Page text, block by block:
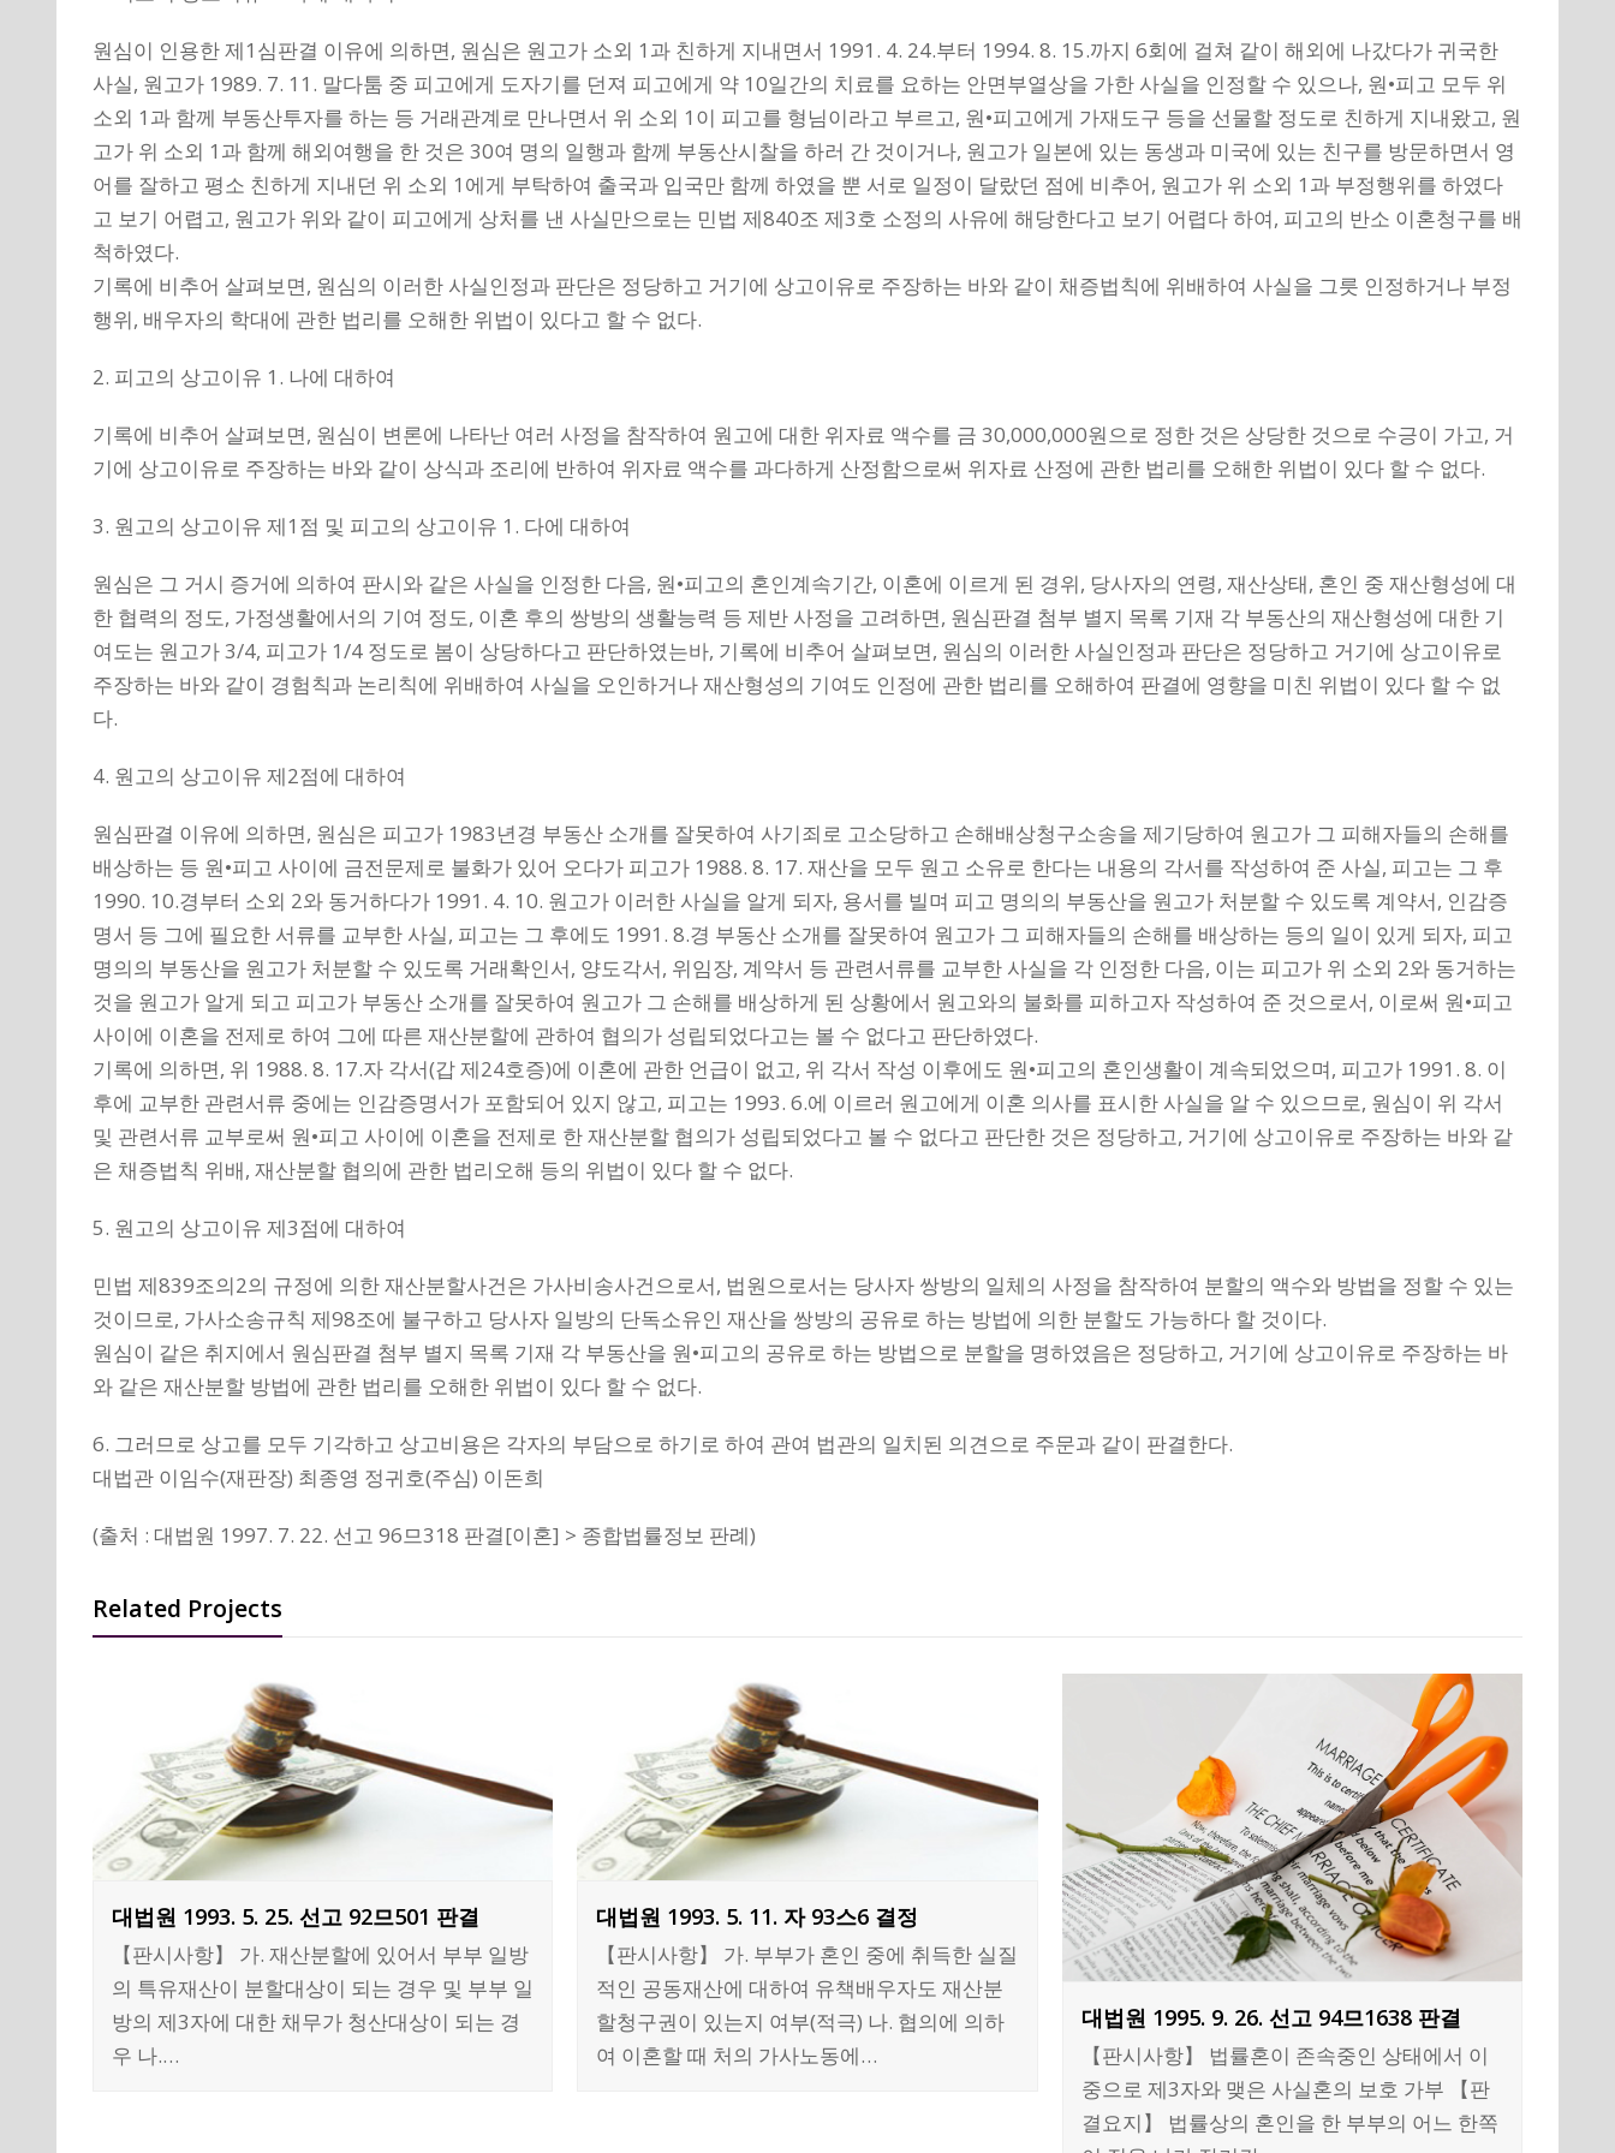
원심이 인용한 제1심판결 이유에 의하면, 원심은 원고가 소외 1과 친하게 지내면서 1991. 4. 24.부터 1994. 8. 15.까지 6회에 걸쳐 같이 해외에 나갔다가 귀국한
사실, 원고가 1989. 7. 11. 말다툼 중 피고에게 도자기를 던져 피고에게 약 10일간의 치료를 요하는 안면부열상을 가한 사실을 인정할 수 있으나, 원•피고 모두 위
소외 1과 함께 부동산투자를 하는 등 거래관계로 만나면서 위 소외 1이 피고를 형님이라고 부르고, 원•피고에게 가재도구 등을 선물할 정도로 친하게 지내왔고, 원
고가 위 소외 1과 함께 해외여행을 한 것은 30여 명의 일행과 함께 부동산시찰을 하러 간 것이거나, 원고가 일본에 있는 동생과 미국에 있는 친구를 방문하면서 영
어를 잘하고 평소 친하게 지내던 위 소외 1에게 부탁하여 출국과 입국만 함께 하였을 뿐 서로 일정이 달랐던 점에 비추어, 원고가 위 소외 1과 부정행위를 하였다
고 보기 어렵고, 원고가 위와 같이 피고에게 상처를 낸 사실만으로는 민법 제840조 제3호 소정의 사유에 해당한다고 보기 어렵다 하여, 피고의 반소 이혼청구를 배
척하였다.
기록에 비추어 살펴보면, 원심의 이러한 사실인정과 판단은 정당하고 거기에 상고이유로 주장하는 바와 같이 채증법칙에 위배하여 사실을 그릇 인정하거나 부정
행위, 배우자의 학대에 관한 법리를 오해한 위법이 있다고 할 수 없다.
2. 피고의 상고이유 1. 나에 대하여
기록에 비추어 살펴보면, 원심이 변론에 나타난 여러 사정을 참작하여 원고에 대한 위자료 액수를 금 30,000,000원으로 정한 것은 상당한 것으로 수긍이 가고, 거
기에 상고이유로 주장하는 바와 같이 상식과 조리에 반하여 위자료 액수를 과다하게 산정함으로써 위자료 산정에 관한 법리를 오해한 위법이 있다 할 수 없다.
3. 원고의 상고이유 제1점 및 피고의 상고이유 1. 다에 대하여
원심은 그 거시 증거에 의하여 판시와 같은 사실을 인정한 다음, 원•피고의 혼인계속기간, 이혼에 이르게 된 경위, 당사자의 연령, 재산상태, 혼인 중 재산형성에 대
한 협력의 정도, 가정생활에서의 기여 정도, 이혼 후의 쌍방의 생활능력 등 제반 사정을 고려하면, 원심판결 첨부 별지 목록 기재 각 부동산의 재산형성에 대한 기
여도는 원고가 3/4, 피고가 1/4 정도로 봄이 상당하다고 판단하였는바, 기록에 비추어 살펴보면, 원심의 이러한 사실인정과 판단은 정당하고 거기에 상고이유로
주장하는 바와 같이 경험칙과 논리칙에 위배하여 사실을 오인하거나 재산형성의 기여도 인정에 관한 법리를 오해하여 판결에 영향을 미친 위법이 있다 할 수 없
다.
4. 원고의 상고이유 제2점에 대하여
원심판결 이유에 의하면, 원심은 피고가 1983년경 부동산 소개를 잘못하여 사기죄로 고소당하고 손해배상청구소송을 제기당하여 원고가 그 피해자들의 손해를
배상하는 등 원•피고 사이에 금전문제로 불화가 있어 오다가 피고가 1988. 8. 17. 재산을 모두 원고 소유로 한다는 내용의 각서를 작성하여 준 사실, 피고는 그 후
1990. 10.경부터 소외 2와 동거하다가 1991. 4. 10. 원고가 이러한 사실을 알게 되자, 용서를 빌며 피고 명의의 부동산을 원고가 처분할 수 있도록 계약서, 인감증
명서 등 그에 필요한 서류를 교부한 사실, 피고는 그 후에도 1991. 8.경 부동산 소개를 잘못하여 원고가 그 피해자들의 손해를 배상하는 등의 일이 있게 되자, 피고
명의의 부동산을 원고가 처분할 수 있도록 거래확인서, 양도각서, 위임장, 계약서 등 관련서류를 교부한 사실을 각 인정한 다음, 이는 피고가 위 소외 2와 동거하는
것을 원고가 알게 되고 피고가 부동산 소개를 잘못하여 원고가 그 손해를 배상하게 된 상황에서 원고와의 불화를 피하고자 작성하여 준 것으로서, 이로써 원•피고
사이에 이혼을 전제로 하여 그에 따른 재산분할에 관하여 협의가 성립되었다고는 볼 수 없다고 판단하였다.
기록에 의하면, 위 1988. 8. 17.자 각서(갑 제24호증)에 이혼에 관한 언급이 없고, 위 각서 작성 이후에도 원•피고의 혼인생활이 계속되었으며, 피고가 1991. 8. 이
후에 교부한 관련서류 중에는 인감증명서가 포함되어 있지 않고, 피고는 1993. 6.에 이르러 원고에게 이혼 의사를 표시한 사실을 알 수 있으므로, 원심이 위 각서
및 관련서류 교부로써 원•피고 사이에 이혼을 전제로 한 재산분할 협의가 성립되었다고 볼 수 없다고 판단한 것은 정당하고, 거기에 상고이유로 주장하는 바와 같
은 채증법칙 위배, 재산분할 협의에 관한 법리오해 등의 위법이 있다 할 수 없다.
5. 원고의 상고이유 제3점에 대하여
민법 제839조의2의 규정에 의한 재산분할사건은 가사비송사건으로서, 법원으로서는 당사자 쌍방의 일체의 사정을 참작하여 분할의 액수와 방법을 정할 수 있는
것이므로, 가사소송규칙 제98조에 불구하고 당사자 일방의 단독소유인 재산을 쌍방의 공유로 하는 방법에 의한 분할도 가능하다 할 것이다.
원심이 같은 취지에서 원심판결 첨부 별지 목록 기재 각 부동산을 원•피고의 공유로 하는 방법으로 분할을 명하였음은 정당하고, 거기에 상고이유로 주장하는 바
와 같은 재산분할 방법에 관한 법리를 오해한 위법이 있다 할 수 없다.
6. 그러므로 상고를 모두 기각하고 상고비용은 각자의 부담으로 하기로 하여 관여 법관의 일치된 의견으로 주문과 같이 판결한다.
대법관 이임수(재판장) 최종영 정귀호(주심) 이돈희
(출처 : 대법원 1997. 7. 22. 선고 96므318 판결[이혼] > 종합법률정보 판례)
Related Projects
대법원 1993. 5. 25. 선고 92므501 판결
【판시사항】 가. 재산분할에 있어서 부부 일방
의 특유재산이 분할대상이 되는 경우 및 부부 일
방의 제3자에 대한 채무가 청산대상이 되는 경
우 나.…
대법원 1993. 5. 11. 자 93스6 결정
【판시사항】 가. 부부가 혼인 중에 취득한 실질
적인 공동재산에 대하여 유책배우자도 재산분
할청구권이 있는지 여부(적극) 나. 협의에 의하
여 이혼할 때 처의 가사노동에…
대법원 1995. 9. 26. 선고 94므1638 판결
【판시사항】 법률혼이 존속중인 상태에서 이
중으로 제3자와 맺은 사실혼의 보호 가부 【판
결요지】 법률상의 혼인을 한 부부의 어느 한쪽